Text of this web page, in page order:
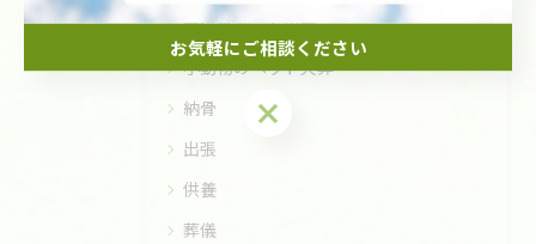
愛猫のペット火葬
小動物のペット火葬
納骨
出張
供養
葬儀
お気軽にご相談ください
お気軽にご相談ください